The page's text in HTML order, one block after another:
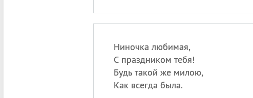
Ниночка любимая,
С праздником тебя!
Будь такой же милою,
Как всегда была.